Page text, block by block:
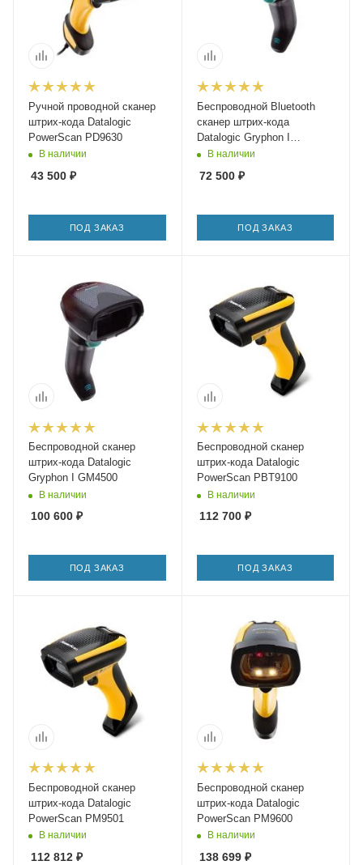
Ручной проводной сканер
штрих-кода Datalogic
PowerScan PD9630
В наличии
43 500 ₽
ПОД ЗАКАЗ
Беспроводной Bluetooth
сканер штрих-кода
Datalogic Gryphon I
GBT4500
В наличии
72 500₽
ПОД ЗАКАЗ
Беспроводной сканер
штрих-кода Datalogic
Gryphon I GM4500
В наличии
100 600 ₽
ПОД ЗАКАЗ
Беспроводной сканер
штрих-кода Datalogic
PowerScan PBT9100
В наличии
112 700₽
ПОД ЗАКАЗ
Беспроводной сканер
штрих-кода Datalogic
PowerScan PM9501
В наличии
112 812 ₽
Беспроводной сканер
штрих-кода Datalogic
PowerScan PM9600
В наличии
138 699₽